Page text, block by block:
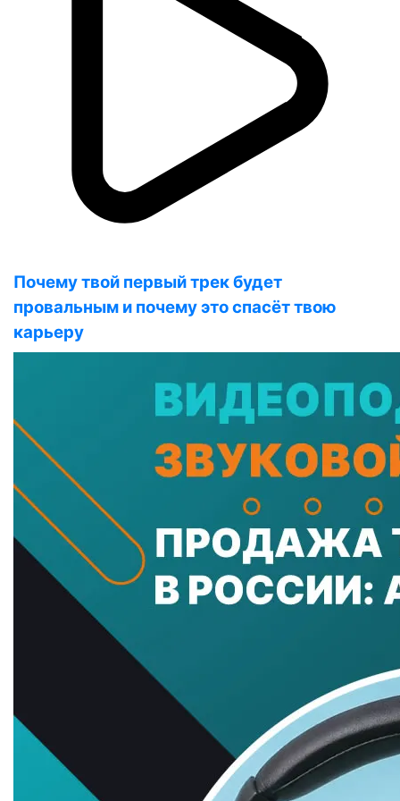
Почему твой первый трек будет
провальным и почему это спасёт твою
карьеру